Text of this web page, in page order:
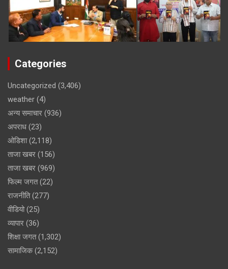
Categories
Uncategorized (3,406)
weather (4)
अन्य समाचार (936)
अपराध (23)
ओडिशा(2,118)
ताजा खबर (156)
ताजा खबर (969)
फिल्म जगत(22)
राजनीति(277)
वीडियो(25)
व्यापार (36)
शिक्षा जगत(1,302)
सामाजिक(2,152)